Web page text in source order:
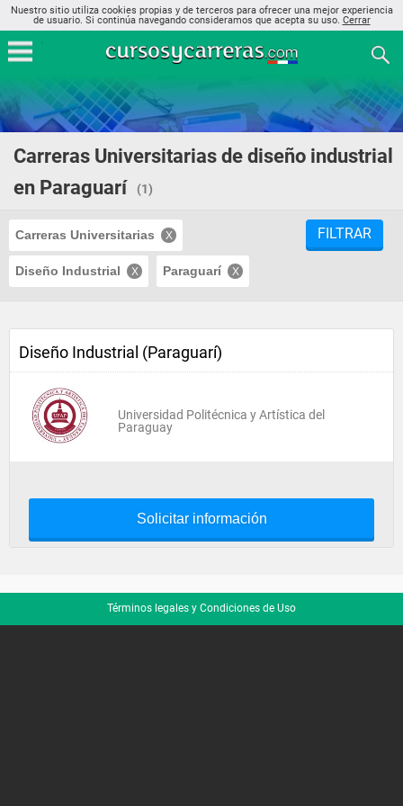
Nuestro sitio utiliza cookies propias y de terceros para ofrecer una mejor experiencia
de usuario. Si continúa navegando consideramos que acepta su uso. Cerrar
Carreras Universitarias de diseño industrial
en Paraguarí
(1)
Carreras Universitarias
Diseño Industrial Paraguarí
FILTRAR
Diseño Industrial (Paraguarí)
Universidad Politécnica y Artística del
Paraguay
Solicitar información
Términos legales y Condiciones de Uso